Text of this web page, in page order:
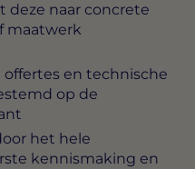
deze naar concrete
maatwerk
en technische
op de
het hele
kennismaking en